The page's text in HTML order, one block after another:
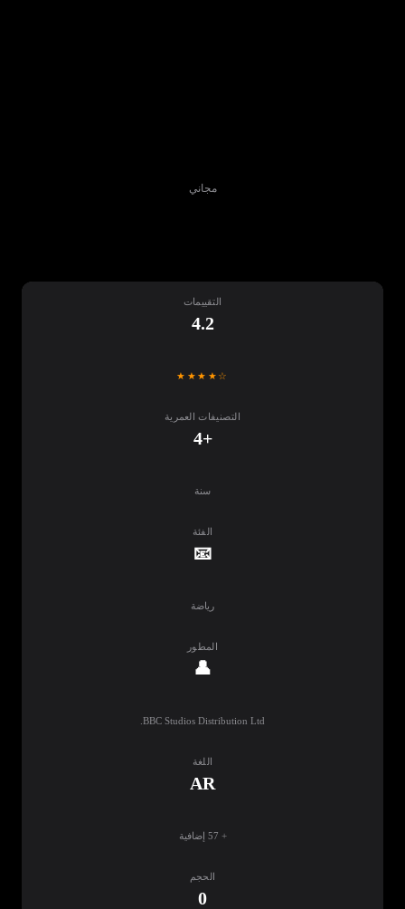
مجاني
التقييمات
4.2
★★★★☆
التصنيفات العمرية
+4
سنة
الفئة
📧
رياضة
المطور
👤
BBC Studios Distribution Ltd.‏
اللغة
AR
+ 57 إضافية
الحجم
0